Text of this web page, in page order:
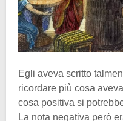
Egli aveva scritto
ricordare più cosa
cosa positiva si
La nota negativa però